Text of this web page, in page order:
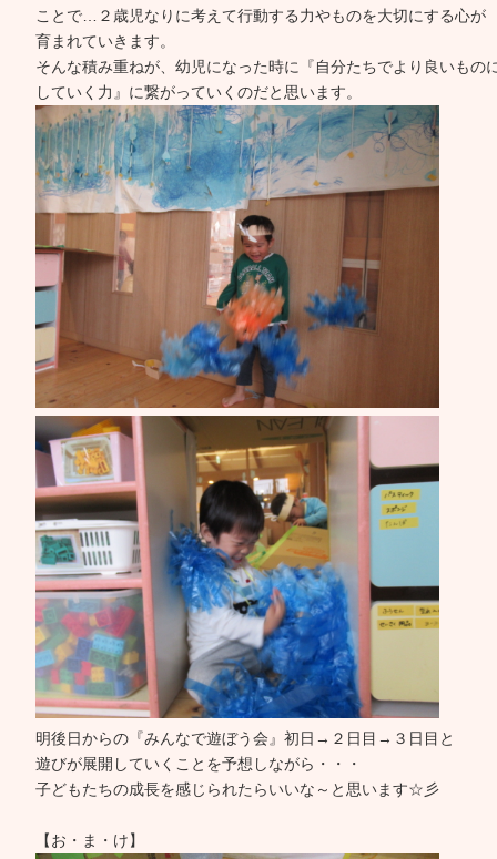
ことで…２歳児なりに考えて行動する力やものを大切にする心が
育まれていきます。
そんな積み重ねが、幼児になった時に『自分たちでより良いもの
していく力』に繋がっていくのだと思います。
明後日からの『みんなで遊ぼう会』初日→２日目→３日目と
遊びが展開していくことを予想しながら・・・
子どもたちの成長を感じられたらいいな～と思います☆彡
【お・ま・け】